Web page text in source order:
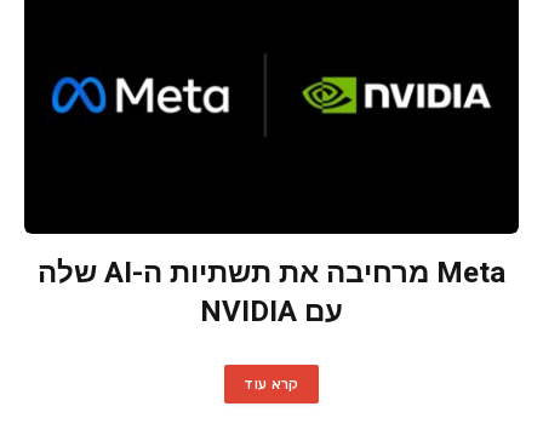
Meta מרחיבה את תשתיות ה-AI שלה
עם NVIDIA
קרא עוד